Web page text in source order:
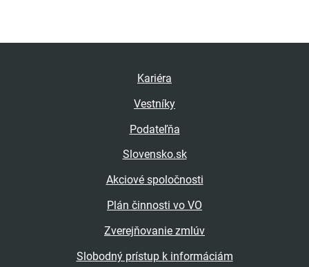
Kariéra
Vestníky
Podateľňa
Slovensko.sk
Akciové spoločnosti
Plán činnosti vo VO
Zverejňovanie zmlúv
Slobodný prístup k informáciám